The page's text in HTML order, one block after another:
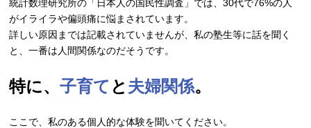
統計数理研究所の「日本人の国民性調査」では、30代で76%の人
がイライラや偏頭痛に悩まされています。
詳しい原因までは記載されていませんが、私の塾生等に話を聞く
と、一番は人間関係なのだそうです。
特に、子育て と 夫婦関係。
ここで、私のある個人的な体験を聞いてください。